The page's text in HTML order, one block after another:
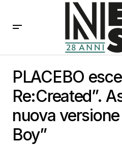
nuova versione di “Nancy
PLACEBO
Re:Created”.
nuova
Boy”